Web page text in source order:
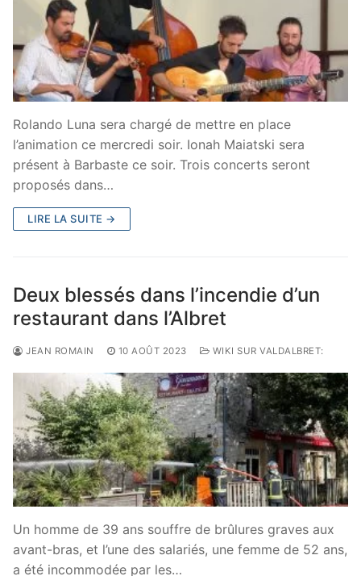
Rolando Luna sera chargé de mettre en place
l’animation ce mercredi soir. Ionah Maiatski sera
présent à Barbaste ce soir. Trois concerts seront
proposés dans…
LIRE LA SUITE →
Deux blessés dans l’incendie d’un
restaurant dans l’Albret
JEAN ROMAIN 10 AOÛT 2023 WIKI SUR VALDALBRET:
Un homme de 39 ans souffre de brûlures graves aux
avant-bras, et l’une des salariés, une femme de 52 ans,
a été incommodée par les…